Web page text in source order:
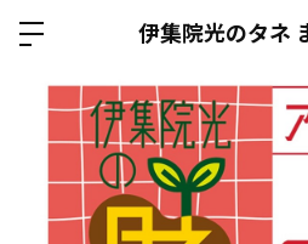
伊集院光のタネ